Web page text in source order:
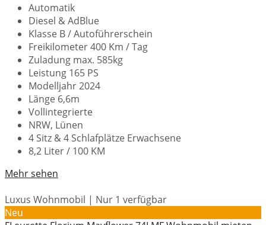
Automatik
Diesel & AdBlue
Klasse B / Autoführerschein
Freikilometer 400 Km / Tag
Zuladung max. 585kg
Leistung 165 PS
Modelljahr 2024
Länge 6,6m
Vollintegrierte
NRW, Lünen
4 Sitz & 4 Schlafplätze Erwachsene
8,2 Liter / 100 KM
Mehr sehen
Luxus Wohnmobil | Nur 1 verfügbar
Neu